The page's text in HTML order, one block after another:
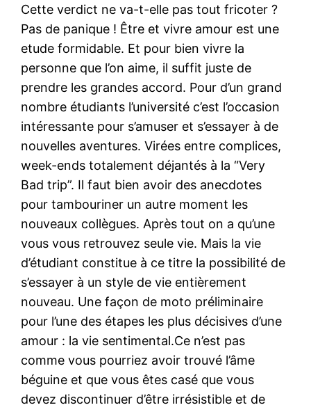
Cette verdict ne va-t-elle pas tout fricoter ?
Pas de panique ! Être et vivre amour est une
etude formidable. Et pour bien vivre la
personne que l’on aime, il suffit juste de
prendre les grandes accord. Pour d’un grand
nombre étudiants l’université c’est l’occasion
intéressante pour s’amuser et s’essayer à de
nouvelles aventures. Virées entre complices,
week-ends totalement déjantés à la “Very
Bad trip”. Il faut bien avoir des anecdotes
pour tambouriner un autre moment les
nouveaux collègues. Après tout on a qu’une
vous vous retrouvez seule vie. Mais la vie
d’étudiant constitue à ce titre la possibilité de
s’essayer à un style de vie entièrement
nouveau. Une façon de moto préliminaire
pour l’une des étapes les plus décisives d’une
amour : la vie sentimental.Ce n’est pas
comme vous pourriez avoir trouvé l’âme
béguine et que vous êtes casé que vous
devez discontinuer d’être irrésistible et de